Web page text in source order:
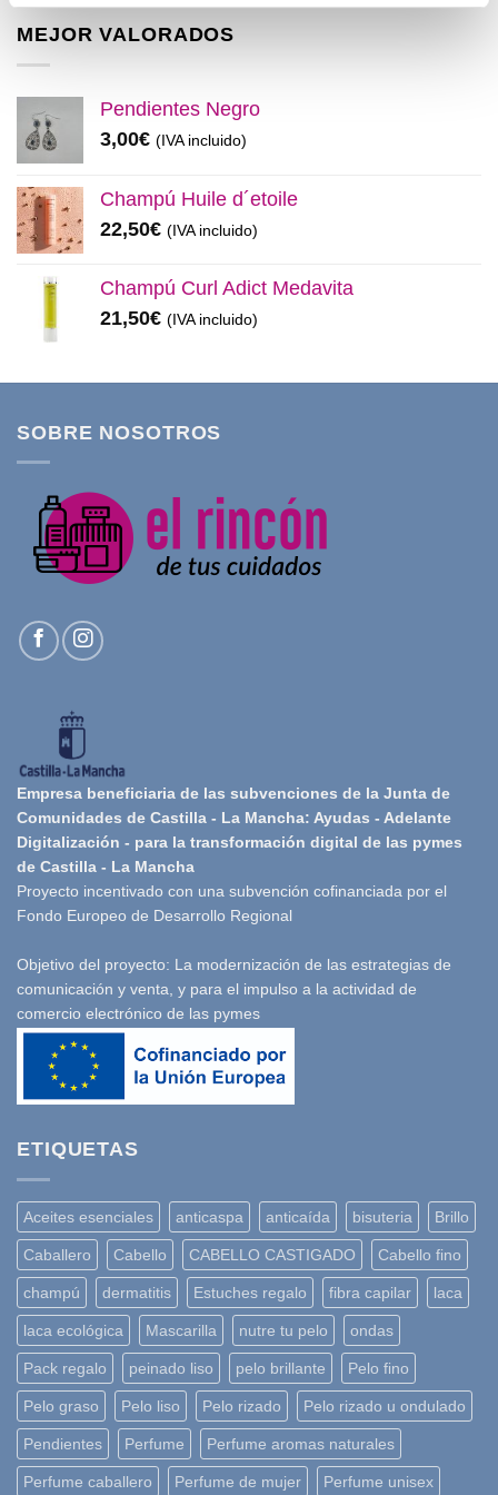
original
era:
actual
es:
MEJOR VALORADOS
Pendientes Negro
3,00€ (IVA incluido)
Champú Huile d´etoile
22,50€ (IVA incluido)
Champú Curl Adict Medavita
21,50€ (IVA incluido)
SOBRE NOSOTROS
Empresa beneficiaria de las subvenciones de la Junta de
Comunidades de Castilla - La Mancha: Ayudas - Adelante
Digitalización - para la transformación digital de las pymes
de Castilla - La Mancha
Proyecto incentivado con una subvención cofinanciada por el
Fondo Europeo de Desarrollo Regional
Objetivo del proyecto: La modernización de las estrategias de
comunicación y venta, y para el impulso a la actividad de
comercio electrónico de las pymes
ETIQUETAS
Aceites esenciales anticaspa anticaída bisuteria Brillo
Caballero Cabello CABELLO CASTIGADO Cabello fino
champú dermatitis Estuches regalo fibra capilar laca
laca ecológica Mascarilla nutre tu pelo ondas
Pack regalo peinado liso pelo brillante Pelo fino
Pelo graso Pelo liso Pelo rizado Pelo rizado u ondulado
Pendientes Perfume Perfume aromas naturales
Perfume caballero Perfume de mujer Perfume unisex